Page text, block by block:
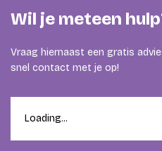
Wil je meteen
Vraag hiernaast een gratis
snel contact met je op!
Loading...